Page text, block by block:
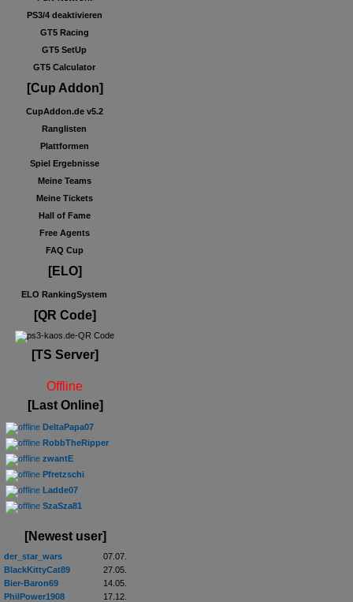
PS3/4 deaktivieren
GT5 Racing
GT5 SetUp
GT5 Calculator
[Cup Addon]
CupAddon.de v5.2
Ranglisten
Plattformen
Spiel Ergebnisse
Meine Teams
Meine Tickets
Hall of Fame
Free Agents
FAQ Cup
[ELO]
ELO RankingSystem
[QR Code]
[TS Server]
Offline
[Last Online]
DeltaPapa07
RobbTheRipper
zwantE
Pfretzschi
Ladde07
SzaSza81
[Newest user]
der_star_wars
07.07.
BlackKittyCat89
27.05.
Bier-Baron69
14.05.
PhilPower1908
17.12.